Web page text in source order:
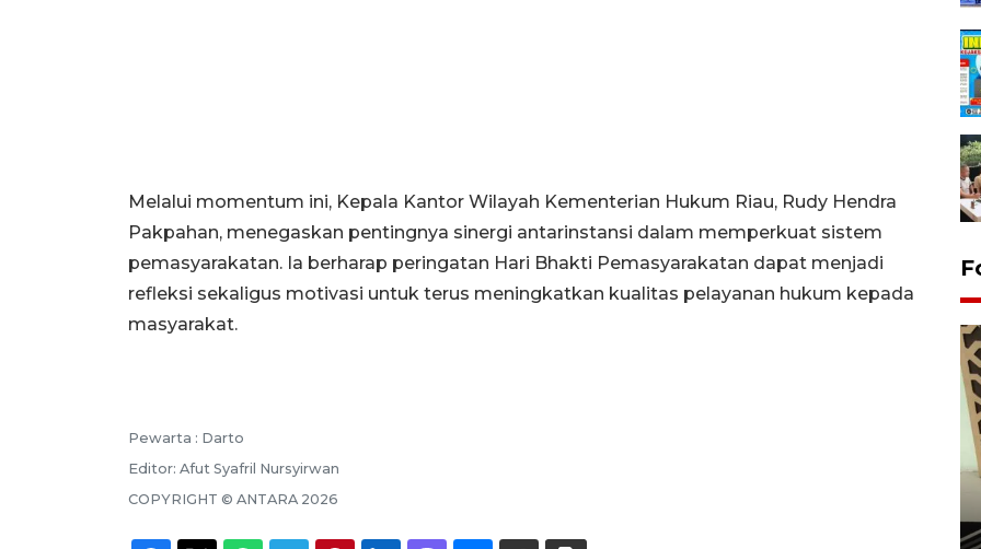
Melalui momentum ini, Kepala Kantor Wilayah Kementerian Hukum Riau, Rudy Hendra
Pakpahan, menegaskan pentingnya sinergi antarinstansi dalam memperkuat sistem
pemasyarakatan. Ia berharap peringatan Hari Bhakti Pemasyarakatan dapat menjadi
refleksi sekaligus motivasi untuk terus meningkatkan kualitas pelayanan hukum kepada
masyarakat.
Pewarta : Darto
Editor: Afut Syafril Nursyirwan
COPYRIGHT © ANTARA 2026